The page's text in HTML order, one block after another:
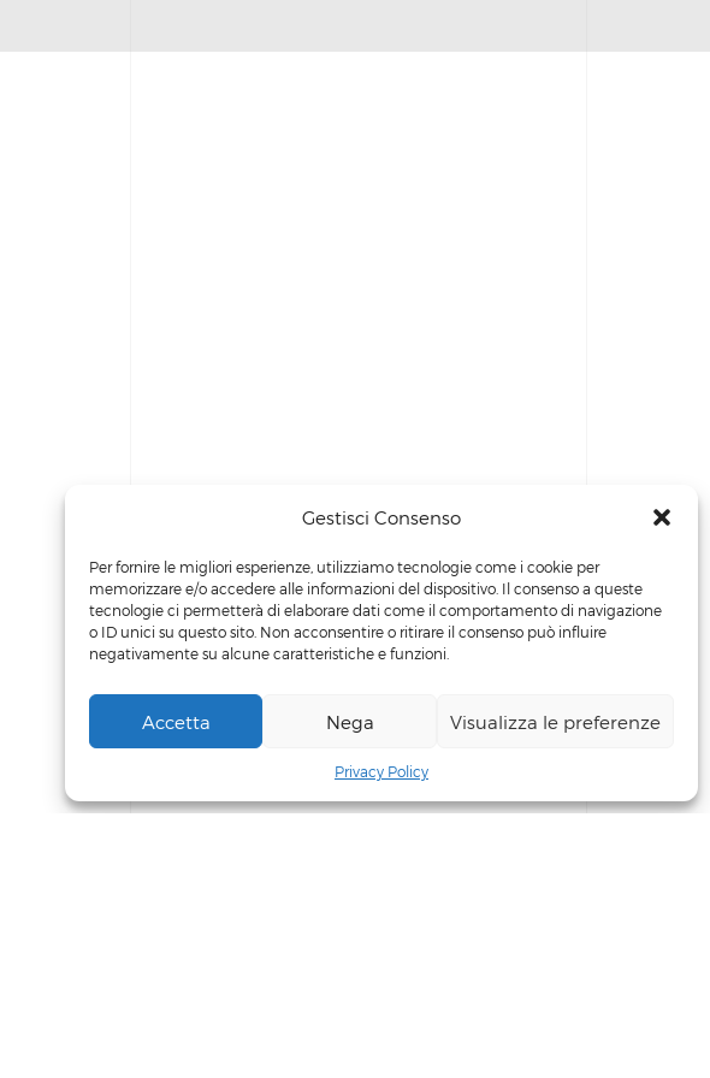
Gestisci Consenso
Per fornire le migliori esperienze, utilizziamo tecnologie come i cookie per
memorizzare e/o accedere alle informazioni del dispositivo. Il consenso a queste
tecnologie ci permetterà di elaborare dati come il comportamento di navigazione
o ID unici su questo sito. Non acconsentire o ritirare il consenso può influire
negativamente su alcune caratteristiche e funzioni.
Accetta Nega Visualizza le preferenze
Privacy Policy
+39 3498219481